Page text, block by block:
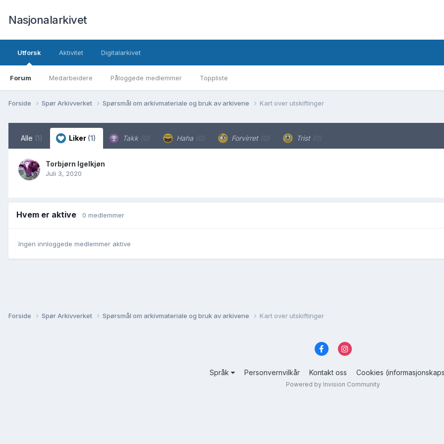
Nasjonalarkivet
Utforsk
Forum Medarbeidere Påloggede medlemmer Toppliste
Aktivitet Digitalarkivet
Forside Spør Arkivverket Spørsmål om arkivmateriale og bruk av arkivene Kart over utskiftinger
Alle (1) Liker (1) Takk (0) Haha (0) Forvirret (0) Trist (0)
Torbjørn Igelkjøn
Juli 3, 2020
Hvem er aktive 0 medlemmer
Ingen innloggede medlemmer aktive
Forside Spør Arkivverket Spørsmål om arkivmateriale og bruk av arkivene Kart over utskiftinger
Språk Personvernvilkår Kontakt oss Cookies
Powered by Invision Community